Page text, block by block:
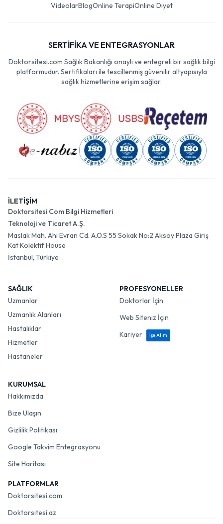
VideolarBlogOnline TerapiOnline Diyet
SERTİFİKA VE ENTEGRASYONLAR
Doktorsitesi.com Sağlık Bakanlığı onaylı ve entegreli bir sağlık bilgi
platformudur. Sertifikaları ile tescillenmiş güvenilir altyapısıyla
sağlık hizmetlerine erişim sağlar.
İLETİŞİM
Doktorsitesi Com Bilgi Hizmetleri
Teknoloji ve Ticaret A.Ş.
Maslak Mah. Ahi Evran Cd. A.O.S 55 Sokak No:2 Aksoy Plaza Giriş
Kat Kolektif House
İstanbul, Türkiye
SAĞLIK
Uzmanlar
Uzmanlık Alanları
Hastalıklar
Hizmetler
Hastaneler
PROFESYONELLER
Doktorlar İçin
Web Siteniz İçin
Kariyer
İşe Alım
KURUMSAL
Hakkımızda
Bize Ulaşın
Gizlilik Politikası
Google Takvim Entegrasyonu
Site Haritası
PLATFORMLAR
Doktorsitesi.com
Doktorsitesi.az